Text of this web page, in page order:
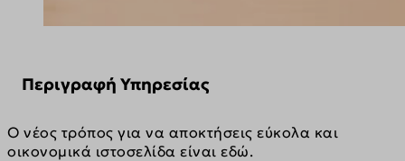
Περιγραφή Υπηρεσίας
Ο νέος τρόπος για να αποκτήσεις εύκολα και
οικονομικά ιστοσελίδα είναι εδώ.